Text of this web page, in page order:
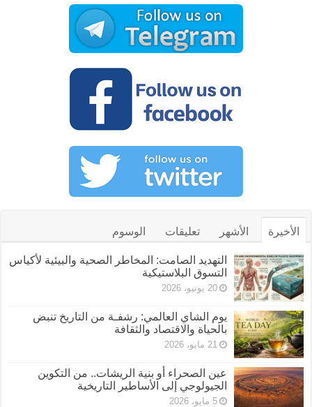
الأخيرة الأشهر تعليقات الوسوم
التهديد الصامت: المخاطر الصحية والبيئية لأكياس
التسوق البلاستيكية
20 يونيو، 2026
يوم الشاي العالمي: رشفـة من التاريخ تنبض
بالحياة والاقتصاد والثقافة
21 مايو، 2026
عين الصحراء أو بنية الريشات.. من التكوين
الجيولوجي إلى الأساطير التاريخية
5 مايو، 2026